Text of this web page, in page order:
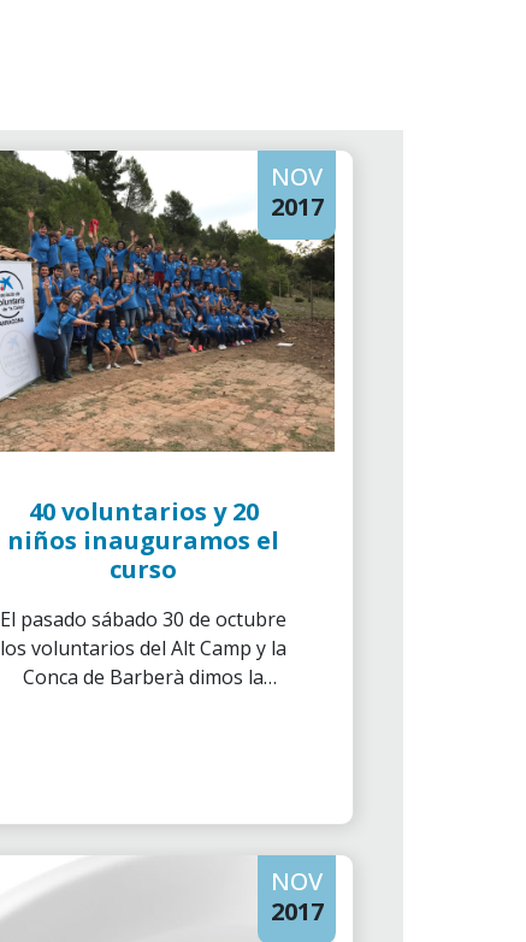
NOV
2017
40 voluntarios y 20
niños inauguramos el
curso
El pasado sábado 30 de octubre
los voluntarios del Alt Camp y la
Conca de Barberà dimos la
previstas a la zona.
NOV
2017